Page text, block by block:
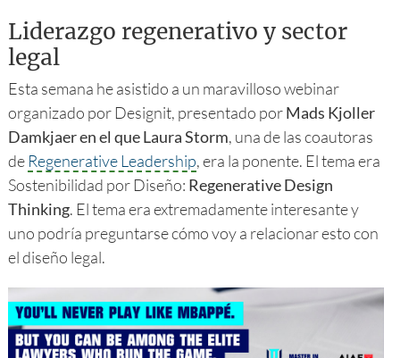
Liderazgo regenerativo y sector
legal
Esta semana he asistido a un maravilloso webinar
organizado por Designit, presentado porMads Kjoller
Damkjaer en el que Laura Storm, una de las coautoras
de Regenerative Leadership, era la ponente. El tema era
Sostenibilidad por Diseño: Regenerative Design
Thinking. El tema era extremadamente interesante y
uno podría preguntarse cómo voy a relacionar esto con
el diseño legal.